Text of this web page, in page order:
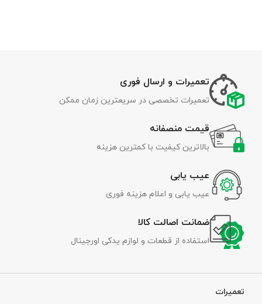
تعمیرات و ارسال فوری
تعمیرات تخصصی در سریعترین زمان ممکن
قیمت منصفانه
بالاترین کیفیت با کمترین هزینه
عیب یابی
عیب یابی و اعلام هزینه فوری
ضمانت اصالت کالا
استفاده از قطعات و لوازم یدکی اورجینال
تعمیرات